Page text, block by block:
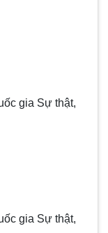
gia Sự thật,
gia Sự thật,